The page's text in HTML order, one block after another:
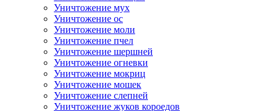
Уничтожение мух
Уничтожение ос
Уничтожение моли
Уничтожение пчел
Уничтожение шершней
Уничтожение огневки
Уничтожение мокриц
Уничтожение мошек
Уничтожение слепней
Уничтожение жуков короедов